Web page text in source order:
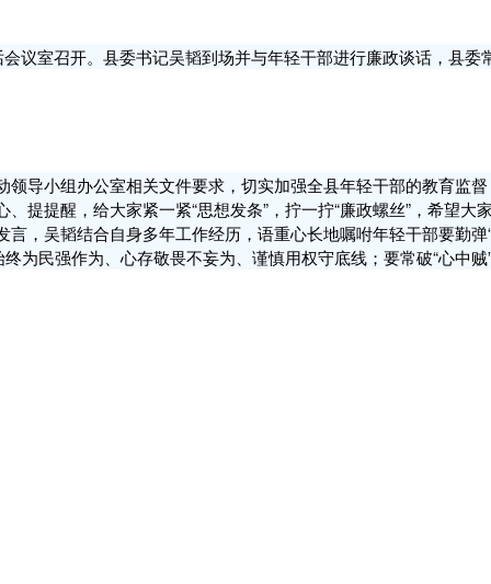
议室召开。县委书记吴韬到场并与年轻干部进行廉政谈话，县
导小组办公室相关文件要求，切实加强全县年轻干部的教育监
提提醒，给大家紧一紧“思想发条”，拧一拧“廉政螺丝”，希望
，吴韬结合自身多年工作经历，语重心长地嘱咐年轻干部要勤
为民强作为、心存敬畏不妄为、谨慎用权守底线；要常破“心中